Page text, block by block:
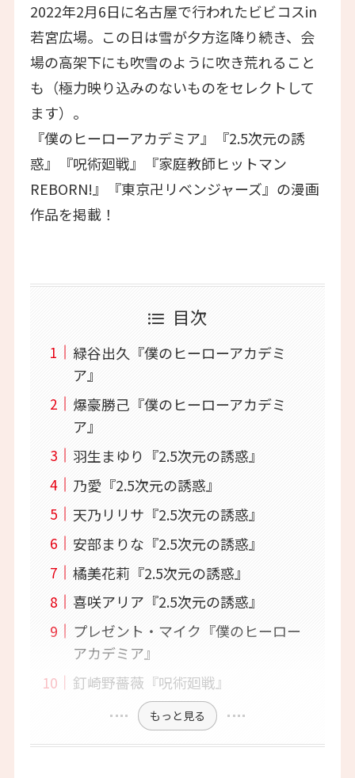
2022年2月6日に名古屋で行われたビビコスin
若宮広場。この日は雪が夕方迄降り続き、会
場の高架下にも吹雪のように吹き荒れること
も（極力映り込みのないものをセレクトして
ます）。
『僕のヒーローアカデミア』『2.5次元の誘
惑』『呪術廻戦』『家庭教師ヒットマン
REBORN!』『東京卍リベンジャーズ』の漫画
作品を掲載！
目次
緑谷出久『僕のヒーローアカデミ
ア』
爆豪勝己『僕のヒーローアカデミ
ア』
羽生まゆり『2.5次元の誘惑』
乃愛『2.5次元の誘惑』
天乃リリサ『2.5次元の誘惑』
安部まりな『2.5次元の誘惑』
橘美花莉『2.5次元の誘惑』
喜咲アリア『2.5次元の誘惑』
プレゼント・マイク『僕のヒーロー
アカデミア』
釘崎野薔薇『呪術廻戦』
もっと見る